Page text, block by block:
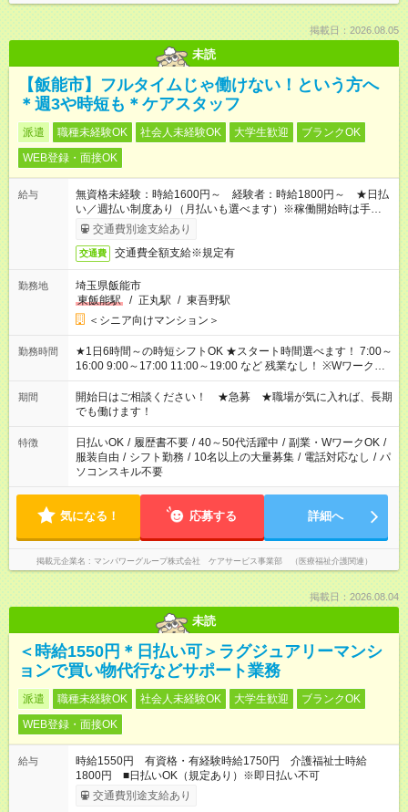
掲載日：2026.08.05
未読
【飯能市】フルタイムじゃ働けない！という方へ
＊週3や時短も＊ケアスタッフ
派遣 職種未経験OK 社会人未経験OK 大学生歓迎
ブランクOK
WEB登録・面接OK
給与
無資格未経験：時給1600円～ 経験者：時給1800円～ ★日払
い／週払い制度あり（月払いも選べます）※稼働開始時は手続き
完了次第のお支払いとなります。
交通費別途支給あり
交通費 交通費全額支給※規定有
勤務地
埼玉県飯能市
東飯能駅
/ 正丸駅 / 東吾野駅
＜シニア向けマンション＞
勤務時間
★1日6時間～の時短シフトOK ★スタート時間選べます！ 7:00～
16:00 9:00～17:00 11:00～19:00 など 残業なし！ ※Wワークの
場合、他のお仕事と合わせ週40時間超の就業はご案内できませ
ん ※法令に基づき、週20時間以上勤務は社会保険への加入対象
となります ※労働者派遣法（日雇い派遣の原則禁止）により、
短時間・短期間の就業はご案内が難しい場合があります
期間
開始日はご相談ください！ ★急募 ★職場が気に入れば、長期
でも働けます！
特徴 日払いOK / 履歴書不要 / 40～50代活躍中 / 副業・WワークOK /
服装自由 / シフト勤務 / 10名以上の大量募集 / 電話対応なし / パ
ソコンスキル不要
気になる！ 応募する 詳細へ
掲載元企業名 マンパワーグループ株式会社 ケアサービス事業部 （医療福祉介護関連）
掲載日：2026.08.04
未読
＜時給1550円＊日払い可＞ラグジュアリーマンシ
ョンで買い物代行などサポート業務
派遣 職種未経験OK 社会人未経験OK 大学生歓迎
ブランクOK
WEB登録・面接OK
給与
時給1550円 有資格・有経験時給1750円 介護福祉士時給
1800円 ■日払いOK（規定あり）※即日払い不可
交通費別途支給あり